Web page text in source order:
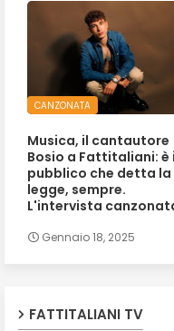
CANZONATA
Musica, il cantautore
Bosio a Fattitaliani: è
pubblico che detta la
legge, sempre.
L'intervista
Gennaio 18, 2025
FATTITALIANI TV